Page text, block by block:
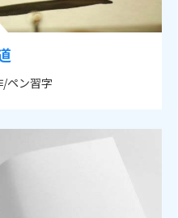
ペン習字